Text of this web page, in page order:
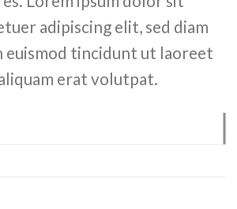
adipiscing elit, sed diam
euismod tincidunt ut laoreet
erat volutpat.